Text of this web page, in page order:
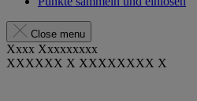
Close menu
Xxxx Xxxxxxxxx
XXXXXX X XXXXXXXX X